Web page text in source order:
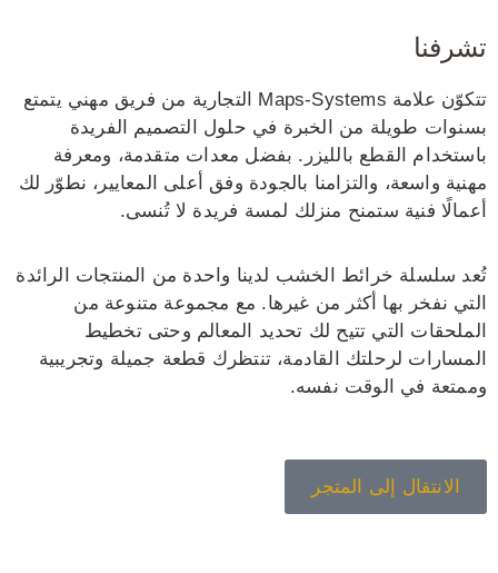
تشرفنا
تتكوّن علامة Maps-Systems التجارية من فريق مهني يتمتع
بسنوات طويلة من الخبرة في حلول التصميم الفريدة
باستخدام القطع بالليزر. بفضل معدات متقدمة، ومعرفة
مهنية واسعة، والتزامنا بالجودة وفق أعلى المعايير، نطوّر لك
أعمالًا فنية ستمنح منزلك لمسة فريدة لا تُنسى.
تُعد سلسلة خرائط الخشب لدينا واحدة من المنتجات الرائدة
التي نفخر بها أكثر من غيرها. مع مجموعة متنوعة من
الملحقات التي تتيح لك تحديد المعالم وحتى تخطيط
المسارات لرحلتك القادمة، تنتظرك قطعة جميلة وتجريبية
وممتعة في الوقت نفسه.
الانتقال إلى المتجر